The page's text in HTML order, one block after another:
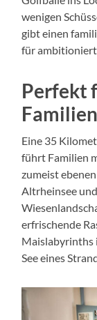
wenigen
gibt einen
für
Perfekt
Eine 35
führt Familien
zumeist
Altrheinsee
erfrischende
Maislabyrinths
See eines